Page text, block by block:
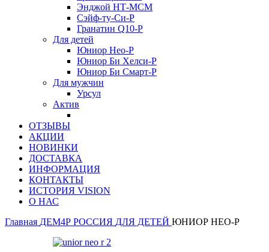
Энджой НТ-МСМ
Сэйф-ту-Си-Р
Гранатин Q10-Р
Для детей
Юниор Нео-Р
Юниор Би Хелси-Р
Юниор Би Смарт-Р
Для мужчин
Урсул
Актив
ОТЗЫВЫ
АКЦИИ
НОВИНКИ
ДОСТАВКА
ИНФОРМАЦИЯ
КОНТАКТЫ
ИСТОРИЯ VISION
О НАС
Главная ДЕМ4Р РОССИЯ ДЛЯ ДЕТЕЙ ЮНИОР НЕО-Р